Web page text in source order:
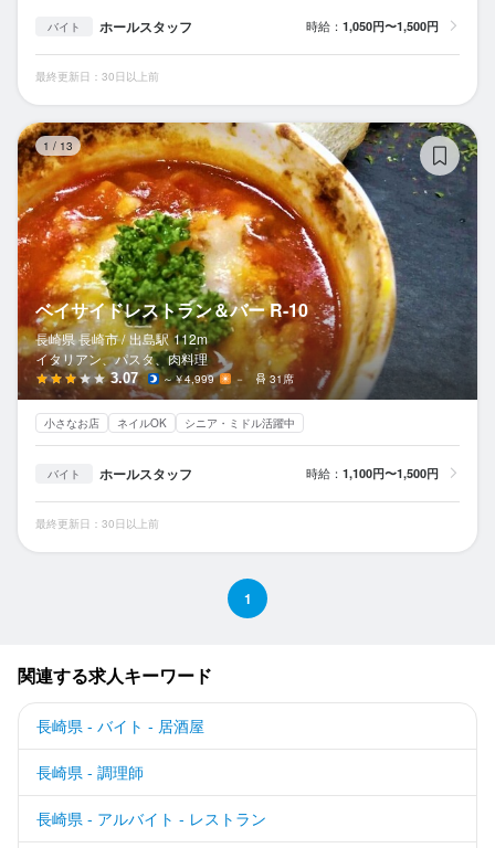
バイト ホールスタッフ 時給： 1,050円〜1,500円
最終更新日：30日以上前
1 / 13
ベイサイドレストラン＆バー R-10
長崎県 長崎市 / 出島駅 112m
イタリアン、パスタ、肉料理
3.07 ～￥4,999 － 31席
小さなお店 ネイルOK シニア・ミドル活躍中
バイト ホールスタッフ 時給： 1,100円〜1,500円
最終更新日：30日以上前
1
関連する求人キーワード
長崎県 - バイト - 居酒屋
長崎県 - 調理師
長崎県 - アルバイト - レストラン